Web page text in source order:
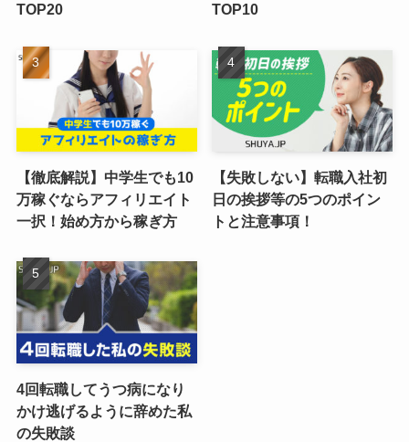
TOP20
TOP10
【徹底解説】中学生でも10
万稼ぐならアフィリエイト
一択！始め方から稼ぎ方
【失敗しない】転職入社初
日の挨拶等の5つのポイン
トと注意事項！
4回転職してうつ病になり
かけ逃げるように辞めた私
の失敗談